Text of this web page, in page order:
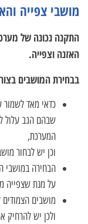
מושבי צפייה
התקנה נכונה של
האזנה וצפייה.
בבחירת המושבים
כדאי מאד לשמור
שבהם הגב עלול
המערכת,
וכן יש לבחור
הבחירה במושבי
על מנת שצפייה
מושבים הצמודים
ולכן יש להרחיק